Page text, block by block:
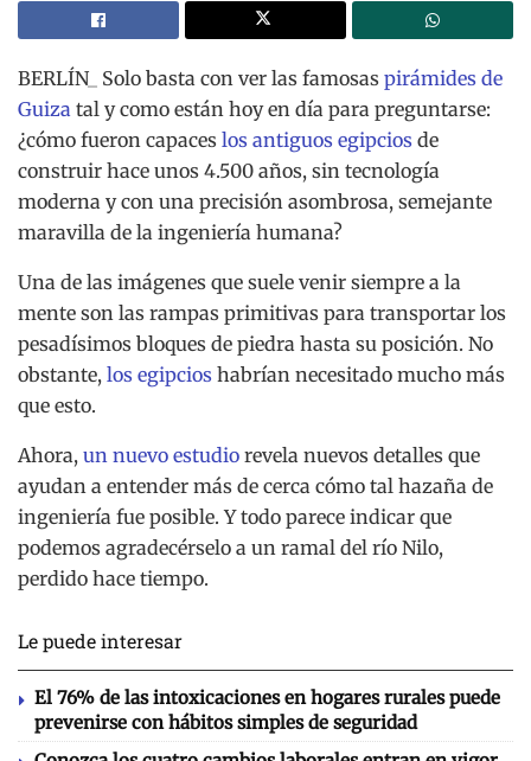
BERLÍN_ Solo basta con ver las famosas pirámides de
Guiza tal y como están hoy en día para preguntarse:
¿cómo fueron capaces los antiguos egipcios de
construir hace unos 4.500 años, sin tecnología
moderna y con una precisión asombrosa, semejante
maravilla de la ingeniería humana?
Una de las imágenes que suele venir siempre a la
mente son las rampas primitivas para transportar los
pesadísimos bloques de piedra hasta su posición. No
obstante, los egipcios habrían necesitado mucho más
que esto.
Ahora, un nuevo estudio revela nuevos detalles que
ayudan a entender más de cerca cómo tal hazaña de
ingeniería fue posible. Y todo parece indicar que
podemos agradecérselo a un ramal del río Nilo,
perdido hace tiempo.
Le puede interesar
El 76% de las intoxicaciones en hogares rurales puede
prevenirse con hábitos simples de seguridad